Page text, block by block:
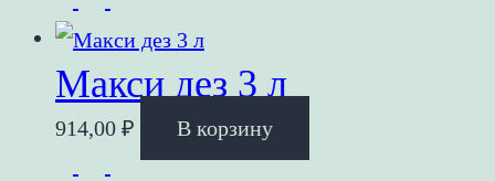
Макси дез 3 л
914,00 ₽ В корзину